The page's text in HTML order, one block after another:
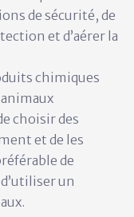
de sécurité, de
et d’aérer la
chimiques
choisir des
et de les
de
un